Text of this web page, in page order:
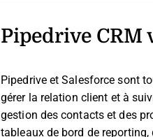
Pipedrive CRM
Pipedrive et Salesforce sont
gérer la relation client et à
gestion des contacts et des
tableaux de bord de